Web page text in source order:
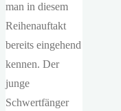
man in diesem
Reihenauftakt
bereits eingehend
kennen. Der
junge
Schwertfänger